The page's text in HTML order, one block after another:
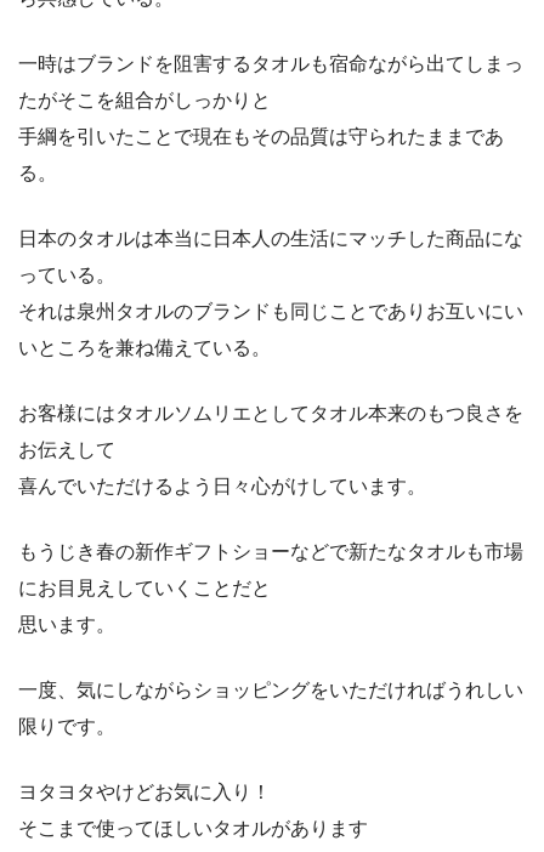
一時はブランドを阻害するタオルも宿命ながら出てしまっ
たがそこを組合がしっかりと
手綱を引いたことで現在もその品質は守られたままであ
る。
日本のタオルは本当に日本人の生活にマッチした商品にな
っている。
それは泉州タオルのブランドも同じことでありお互いにい
いところを兼ね備えている。
お客様にはタオルソムリエとしてタオル本来のもつ良さを
お伝えして
喜んでいただけるよう日々心がけしています。
もうじき春の新作ギフトショーなどで新たなタオルも市場
にお目見えしていくことだと
思います。
一度、気にしながらショッピングをいただければうれしい
限りです。
ヨタヨタやけどお気に入り！
そこまで使ってほしいタオルがあります